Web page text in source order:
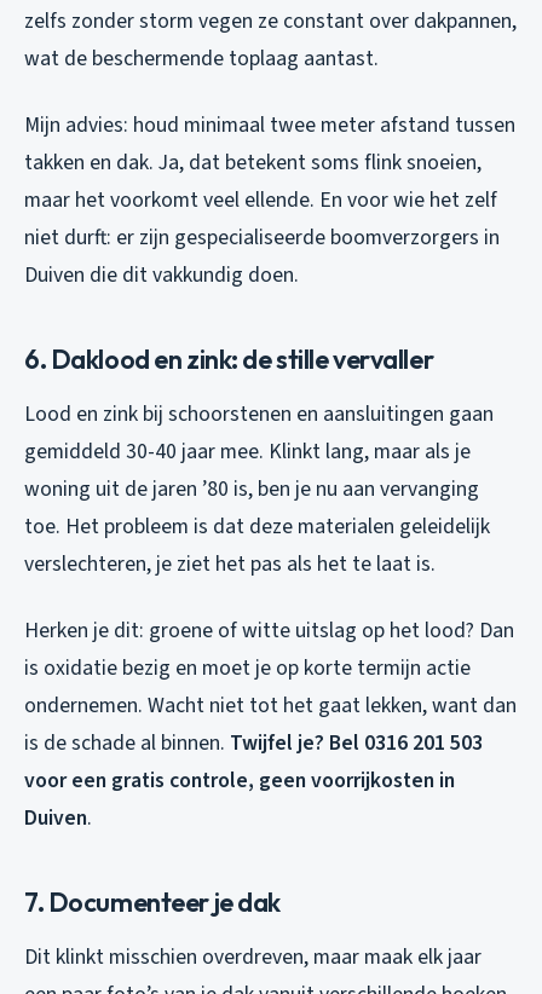
zelfs zonder storm vegen ze constant over dakpannen,
wat de beschermende toplaag aantast.
Mijn advies: houd minimaal twee meter afstand tussen
takken en dak. Ja, dat betekent soms flink snoeien,
maar het voorkomt veel ellende. En voor wie het zelf
niet durft: er zijn gespecialiseerde boomverzorgers in
Duiven die dit vakkundig doen.
6. Daklood en zink: de stille vervaller
Lood en zink bij schoorstenen en aansluitingen gaan
gemiddeld 30-40 jaar mee. Klinkt lang, maar als je
woning uit de jaren ’80 is, ben je nu aan vervanging
toe. Het probleem is dat deze materialen geleidelijk
verslechteren, je ziet het pas als het te laat is.
Herken je dit: groene of witte uitslag op het lood? Dan
is oxidatie bezig en moet je op korte termijn actie
ondernemen. Wacht niet tot het gaat lekken, want dan
is de schade al binnen. Twijfel je? Bel 0316 201 503
voor een gratis controle, geen voorrijkosten in
Duiven.
7. Documenteer je dak
Dit klinkt misschien overdreven, maar maak elk jaar